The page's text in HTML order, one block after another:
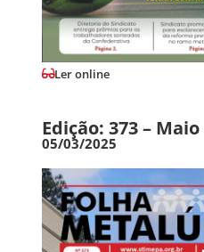
Ler online
Edição: 373 – Maio
05/03/2025